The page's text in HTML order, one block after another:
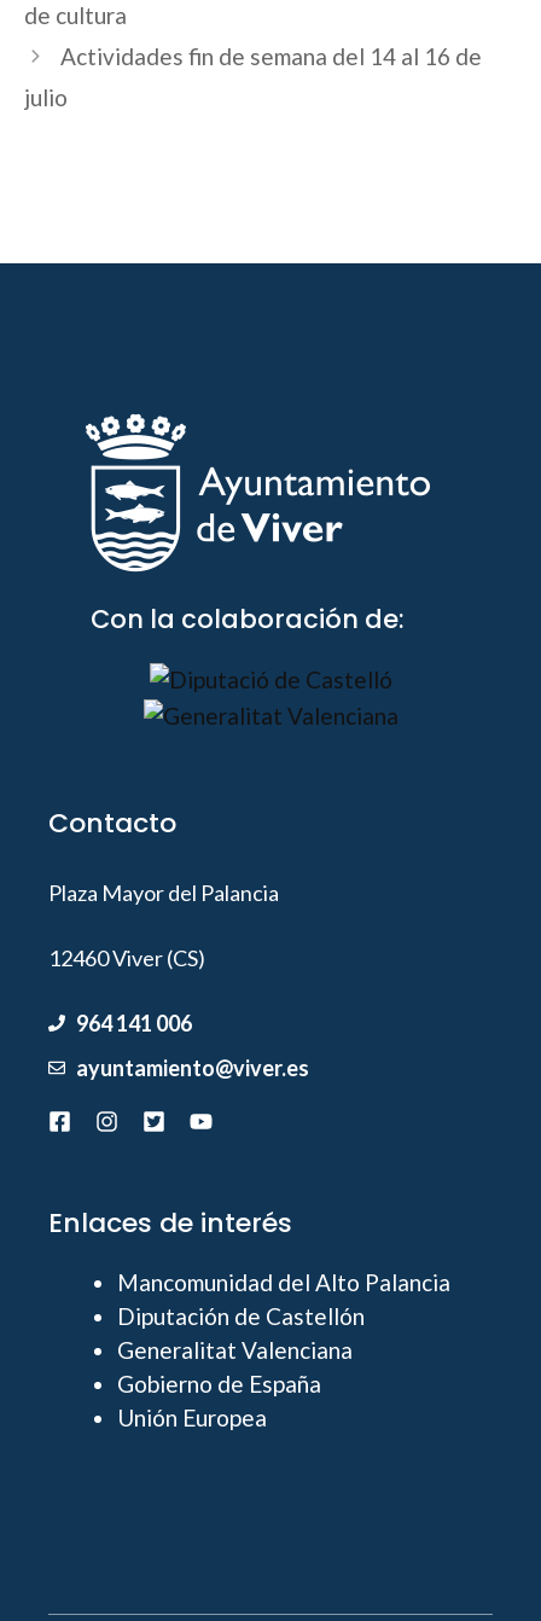
de cultura
Actividades fin de semana del 14 al 16 de
julio
Con la colaboración de:
Contacto
Plaza Mayor del Palancia
12460 Viver (CS)
964 141 006
ayuntamiento@viver.es
Enlaces de interés
Mancomunidad del Alto Palancia
Diputación de Castellón
Generalitat Valenciana
Gobierno de España
Unión Europea